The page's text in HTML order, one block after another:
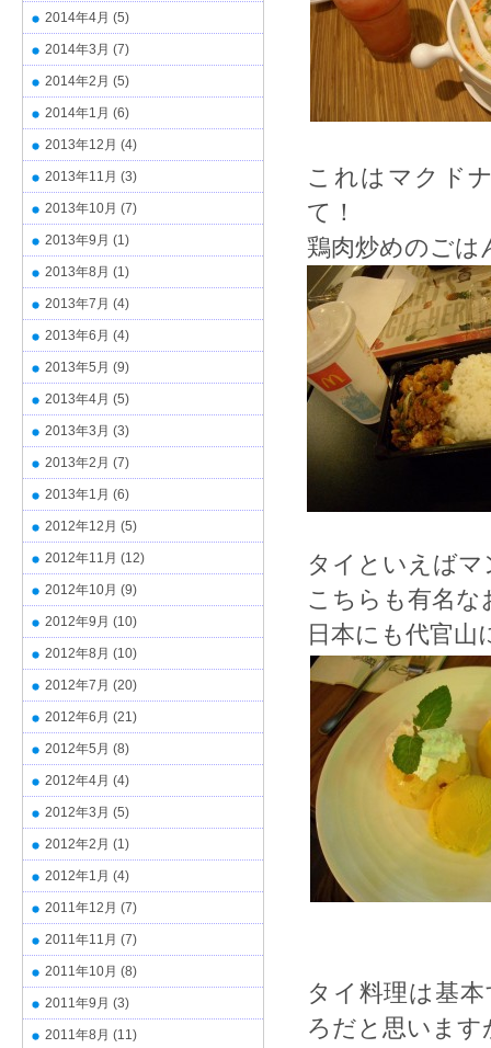
これはマクド
て！
鶏肉炒めのごは
タイといえばマ
こちらも有名
日本にも代官
タイ料理は基
ろだと思いま
2014年4月 (5)
2014年3月 (7)
2014年2月 (5)
2014年1月 (6)
2013年12月 (4)
2013年11月 (3)
2013年10月 (7)
2013年9月 (1)
2013年8月 (1)
2013年7月 (4)
2013年6月 (4)
2013年5月 (9)
2013年4月 (5)
2013年3月 (3)
2013年2月 (7)
2013年1月 (6)
2012年12月 (5)
2012年11月 (12)
2012年10月 (9)
2012年9月 (10)
2012年8月 (10)
2012年7月 (20)
2012年6月 (21)
2012年5月 (8)
2012年4月 (4)
2012年3月 (5)
2012年2月 (1)
2012年1月 (4)
2011年12月 (7)
2011年11月 (7)
2011年10月 (8)
2011年9月 (3)
2011年8月 (11)